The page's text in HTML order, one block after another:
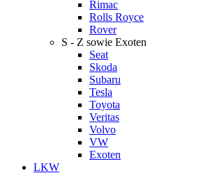
Rimac
Rolls Royce
Rover
S - Z sowie Exoten
Seat
Skoda
Subaru
Tesla
Toyota
Veritas
Volvo
VW
Exoten
LKW